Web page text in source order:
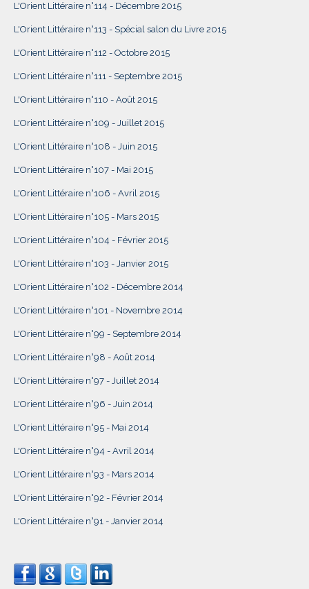
L'Orient Littéraire n°114 - Décembre 2015
L'Orient Littéraire n°113 - Spécial salon du Livre 2015
L'Orient Littéraire n°112 - Octobre 2015
L'Orient Littéraire n°111 - Septembre 2015
L'Orient Littéraire n°110 - Août 2015
L'Orient Littéraire n°109 - Juillet 2015
L'Orient Littéraire n°108 - Juin 2015
L'Orient Littéraire n°107 - Mai 2015
L'Orient Littéraire n°106 - Avril 2015
L'Orient Littéraire n°105 - Mars 2015
L'Orient Littéraire n°104 - Février 2015
L'Orient Littéraire n°103 - Janvier 2015
L'Orient Littéraire n°102 - Décembre 2014
L'Orient Littéraire n°101 - Novembre 2014
L'Orient Littéraire n°99 - Septembre 2014
L'Orient Littéraire n°98 - Août 2014
L'Orient Littéraire n°97 - Juillet 2014
L'Orient Littéraire n°96 - Juin 2014
L'Orient Littéraire n°95 - Mai 2014
L'Orient Littéraire n°94 - Avril 2014
L'Orient Littéraire n°93 - Mars 2014
L'Orient Littéraire n°92 - Février 2014
L'Orient Littéraire n°91 - Janvier 2014